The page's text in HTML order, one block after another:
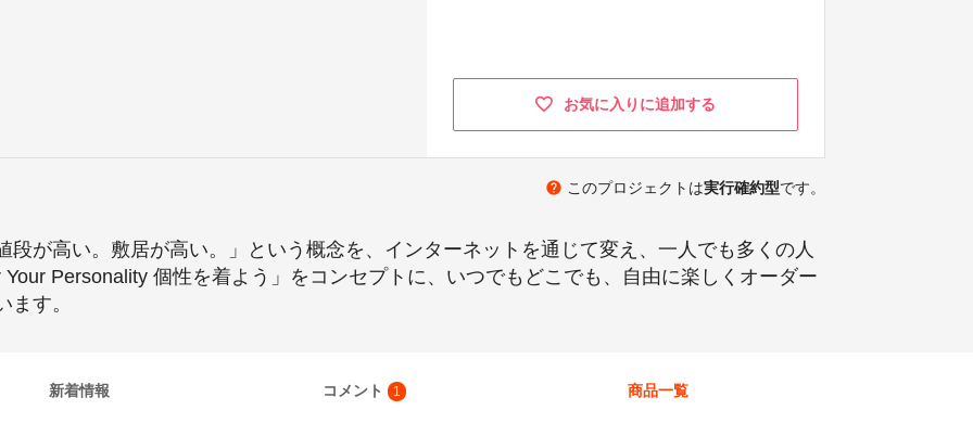
お気に入りに追加する
help このプロジェクトは実行確約型です。
段が高い。敷居が高い。」という概念を、インターネットを通じて変え、一人でも多くの人
Personality 個性を着よう」をコンセプトに、いつでもどこでも、自由に楽しくオーダー
す。
新着情報 コメント 1 商品一覧